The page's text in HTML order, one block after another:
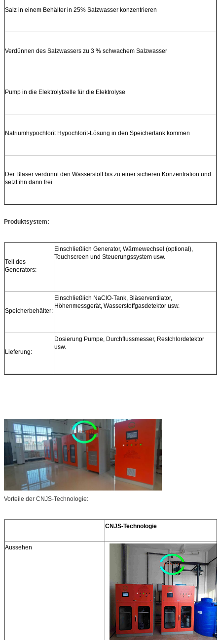
Salz in einem Behälter in 25% Salzwasser konzentrieren
Verdünnen des Salzwassers zu 3 % schwachem Salzwasser
Pump in die Elektrolytzelle für die Elektrolyse
Natriumhypochlorit Hypochlorit-Lösung in den Speichertank kommen
Der Bläser verdünnt den Wasserstoff bis zu einer sicheren Konzentration und
setzt ihn dann frei
Produktsystem:
Teil des
Generators:
Einschließlich Generator, Wärmewechsel (optional),
Touchscreen und Steuerungssystem usw.
Speicherbehälter:
Einschließlich NaClO-Tank, Bläserventilator,
Höhenmessgerät, Wasserstoffgasdetektor usw.
Lieferung:
Dosierung Pumpe, Durchflussmesser, Restchlordetektor
usw.
Vorteile der CNJS-Technologie:
CNJS-Technologie
Aussehen